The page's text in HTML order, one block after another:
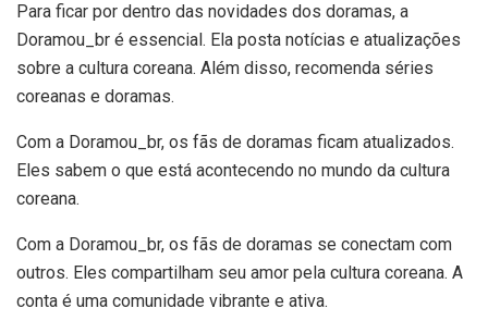
Para ficar por dentro das novidades dos doramas, a
Doramou_br é essencial. Ela posta notícias e atualizações
sobre a cultura coreana. Além disso, recomenda séries
coreanas e doramas.
Com a Doramou_br, os fãs de doramas ficam atualizados.
Eles sabem o que está acontecendo no mundo da cultura
coreana.
Com a Doramou_br, os fãs de doramas se conectam com
outros. Eles compartilham seu amor pela cultura coreana. A
conta é uma comunidade vibrante e ativa.